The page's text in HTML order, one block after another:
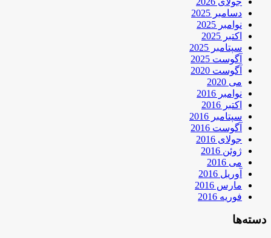
دسامبر 2025
نوامبر 2025
اکتبر 2025
سپتامبر 2025
آگوست 2025
آگوست 2020
می 2020
نوامبر 2016
اکتبر 2016
سپتامبر 2016
آگوست 2016
جولای 2016
ژوئن 2016
می 2016
آوریل 2016
مارس 2016
فوریه 2016
دسته‌ها